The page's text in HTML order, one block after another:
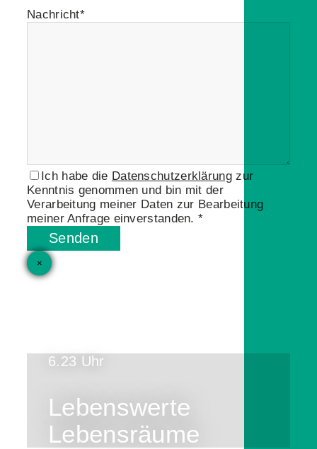
Nachricht*
Ich habe die Datenschutzerklärungzur
Kenntnis genommen und bin mit der
Verarbeitung meiner Daten zur Bearbeitung
meiner Anfrage einverstanden. *
Senden
×
6.23 Uhr
Lebenswerte
Lebensräume